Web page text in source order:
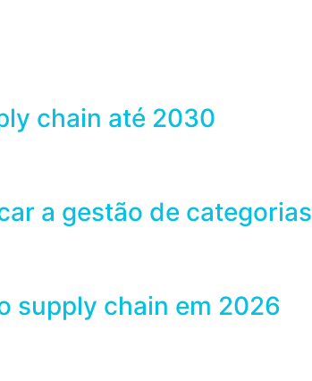
chain até 2030
a gestão de
supply chain em 2026